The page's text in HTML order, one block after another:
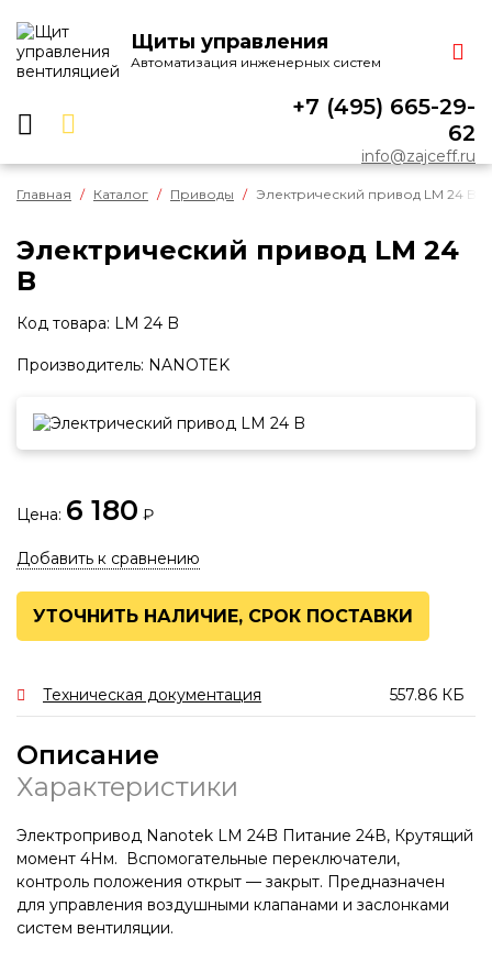
Щиты управления
Автоматизация инженерных систем
+7 (495) 665-29-
62
info@zajceff.ru
О КОМПАНИИ
Отзывы
Контакты
Реквизиты
Сертификат
Реализованные объекты
УСЛУГИ
КАТАЛОГ
Датчики
Пульты
СТАТЬИ
БИБЛИОТЕКА
ПРОЕКТИРОВЩИКУ
Главная Каталог Приводы Электрический привод LM 24 B
Электрический привод LM 24
B
Код товара: LM 24 B
Производитель: NANOTEK
Цена: 6 180 ₽
Добавить к сравнению
УТОЧНИТЬ НАЛИЧИЕ, СРОК ПОСТАВКИ
Техническая документация 557.86 КБ
Описание
Характеристики
Электропривод Nanotek LM 24B Питание 24В, Крутящий
момент 4Нм. Вспомогательные переключатели,
контроль положения открыт — закрыт. Предназначен
для управления воздушными клапанами и заслонками
систем вентиляции.